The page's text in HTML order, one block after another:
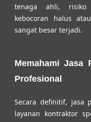
tenaga ahli, risiko
kebocoran halus
sangat besar terjadi.
Memahami Jasa
Profesional
Secara definitif, jasa
layanan kontraktor